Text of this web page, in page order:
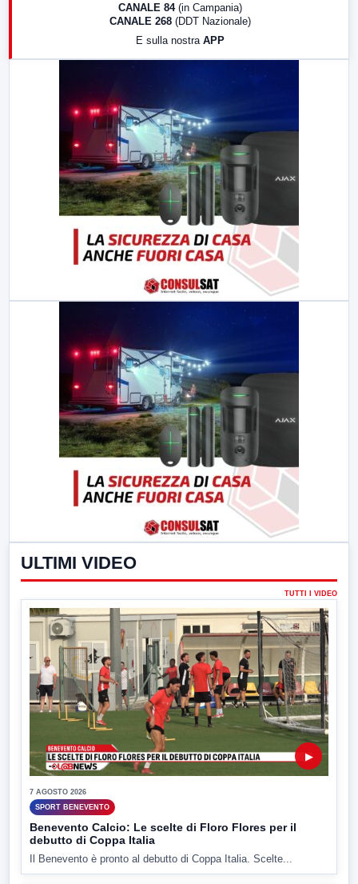
CANALE 84 (in Campania)
CANALE 268 (DDT Nazionale)
E sulla nostra APP
ULTIMI VIDEO
TUTTI I VIDEO
▶
7 AGOSTO 2026
SPORT BENEVENTO
Benevento Calcio: Le scelte di Floro Flores per il
debutto di Coppa Italia
Il Benevento è pronto al debutto di Coppa Italia. Scelte...